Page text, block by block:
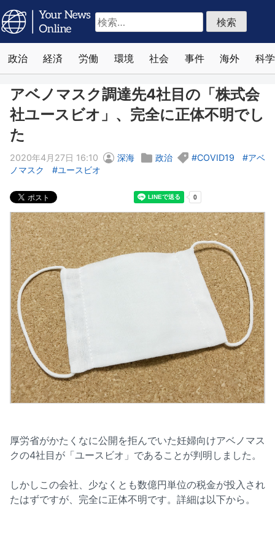
検
索:
政治 経済 労働 環境 社会 事件 海外 科学
アベノマスク調達先4社目の「株式会
社ユースビオ」、完全に正体不明でし
た
2020年4月27日 16:10 深海 政治 COVID19
アベ
ノマスク
ユースビオ
厚労省がかたくなに公開を拒んでいた妊婦向けアベノマス
クの4社目が「ユースビオ」であることが判明しました。
しかしこの会社、少なくとも数億円単位の税金が投入され
たはずですが、完全に正体不明です。詳細は以下から。